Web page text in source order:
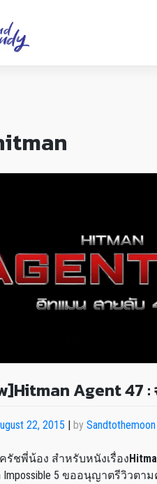
Agent 47 :
22, 2015 by Sandtothemoon
รัชพี่น้อง สำหรับหนังเรื่อง
Impossible 5 ขออนุญาตรีวิวตาม